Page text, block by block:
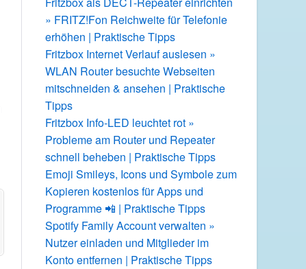
» FRITZ!Fon Reichweite für Telefonie
erhöhen | Praktische Tipps
Fritzbox Internet Verlauf auslesen »
WLAN Router besuchte Webseiten
mitschneiden & ansehen | Praktische
Tipps
Fritzbox Info-LED leuchtet rot »
Probleme am Router und Repeater
schnell beheben | Praktische Tipps
Emoji Smileys, Icons und Symbole zum
Kopieren kostenlos für Apps und
Programme 📲 | Praktische Tipps
Spotify Family Account verwalten »
Nutzer einladen und Mitglieder im
Konto entfernen | Praktische Tipps